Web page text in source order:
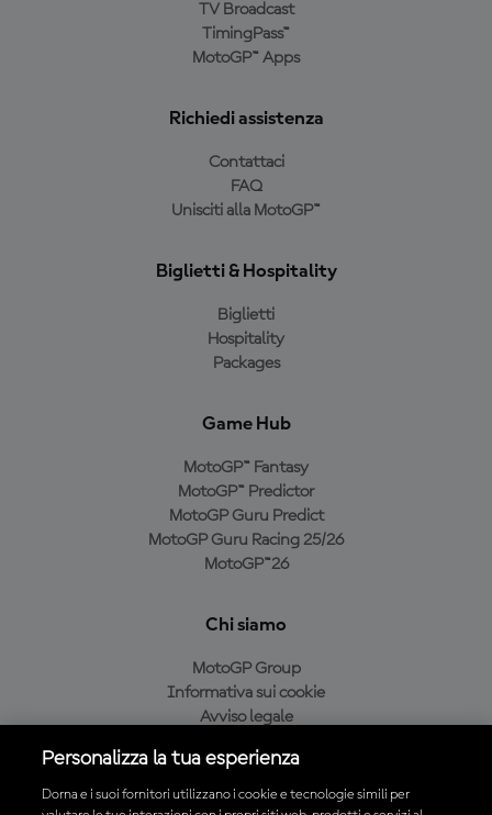
TV Broadcast
TimingPass™
MotoGP™ Apps
Richiedi assistenza
Contattaci
FAQ
Unisciti alla MotoGP™
Biglietti & Hospitality
Biglietti
Hospitality
Packages
Game Hub
MotoGP™ Fantasy
MotoGP™ Predictor
MotoGP Guru Predict
MotoGP Guru Racing 25/26
MotoGP™26
Chi siamo
MotoGP Group
Informativa sui cookie
Avviso legale
Condizioni di acquisto
Personalizza la tua esperienza
Dorna e i suoi fornitori utilizzano i cookie e tecnologie simili per